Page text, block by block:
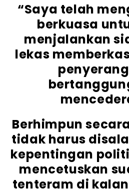
“Saya telah
berkuasa
menjalankan
lekas
Berhimpun
tidak harus
kepentingan
mencetuskan
tenteram di